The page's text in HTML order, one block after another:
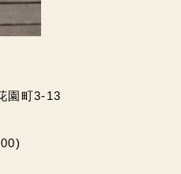
園町3-13